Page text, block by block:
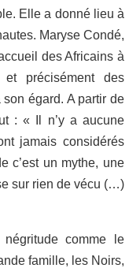
Elle a donné lieu à
Maryse Condé,
des Africains à
et précisément des
égard. A partir de
: « Il n’y a aucune
jamais considérés
c’est un mythe, une
sur rien de vécu (…)
comme le
famille, les Noirs,